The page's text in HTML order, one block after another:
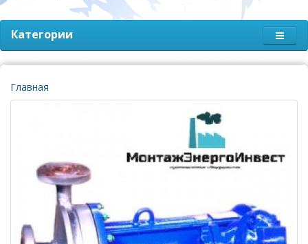
Категории
Главная